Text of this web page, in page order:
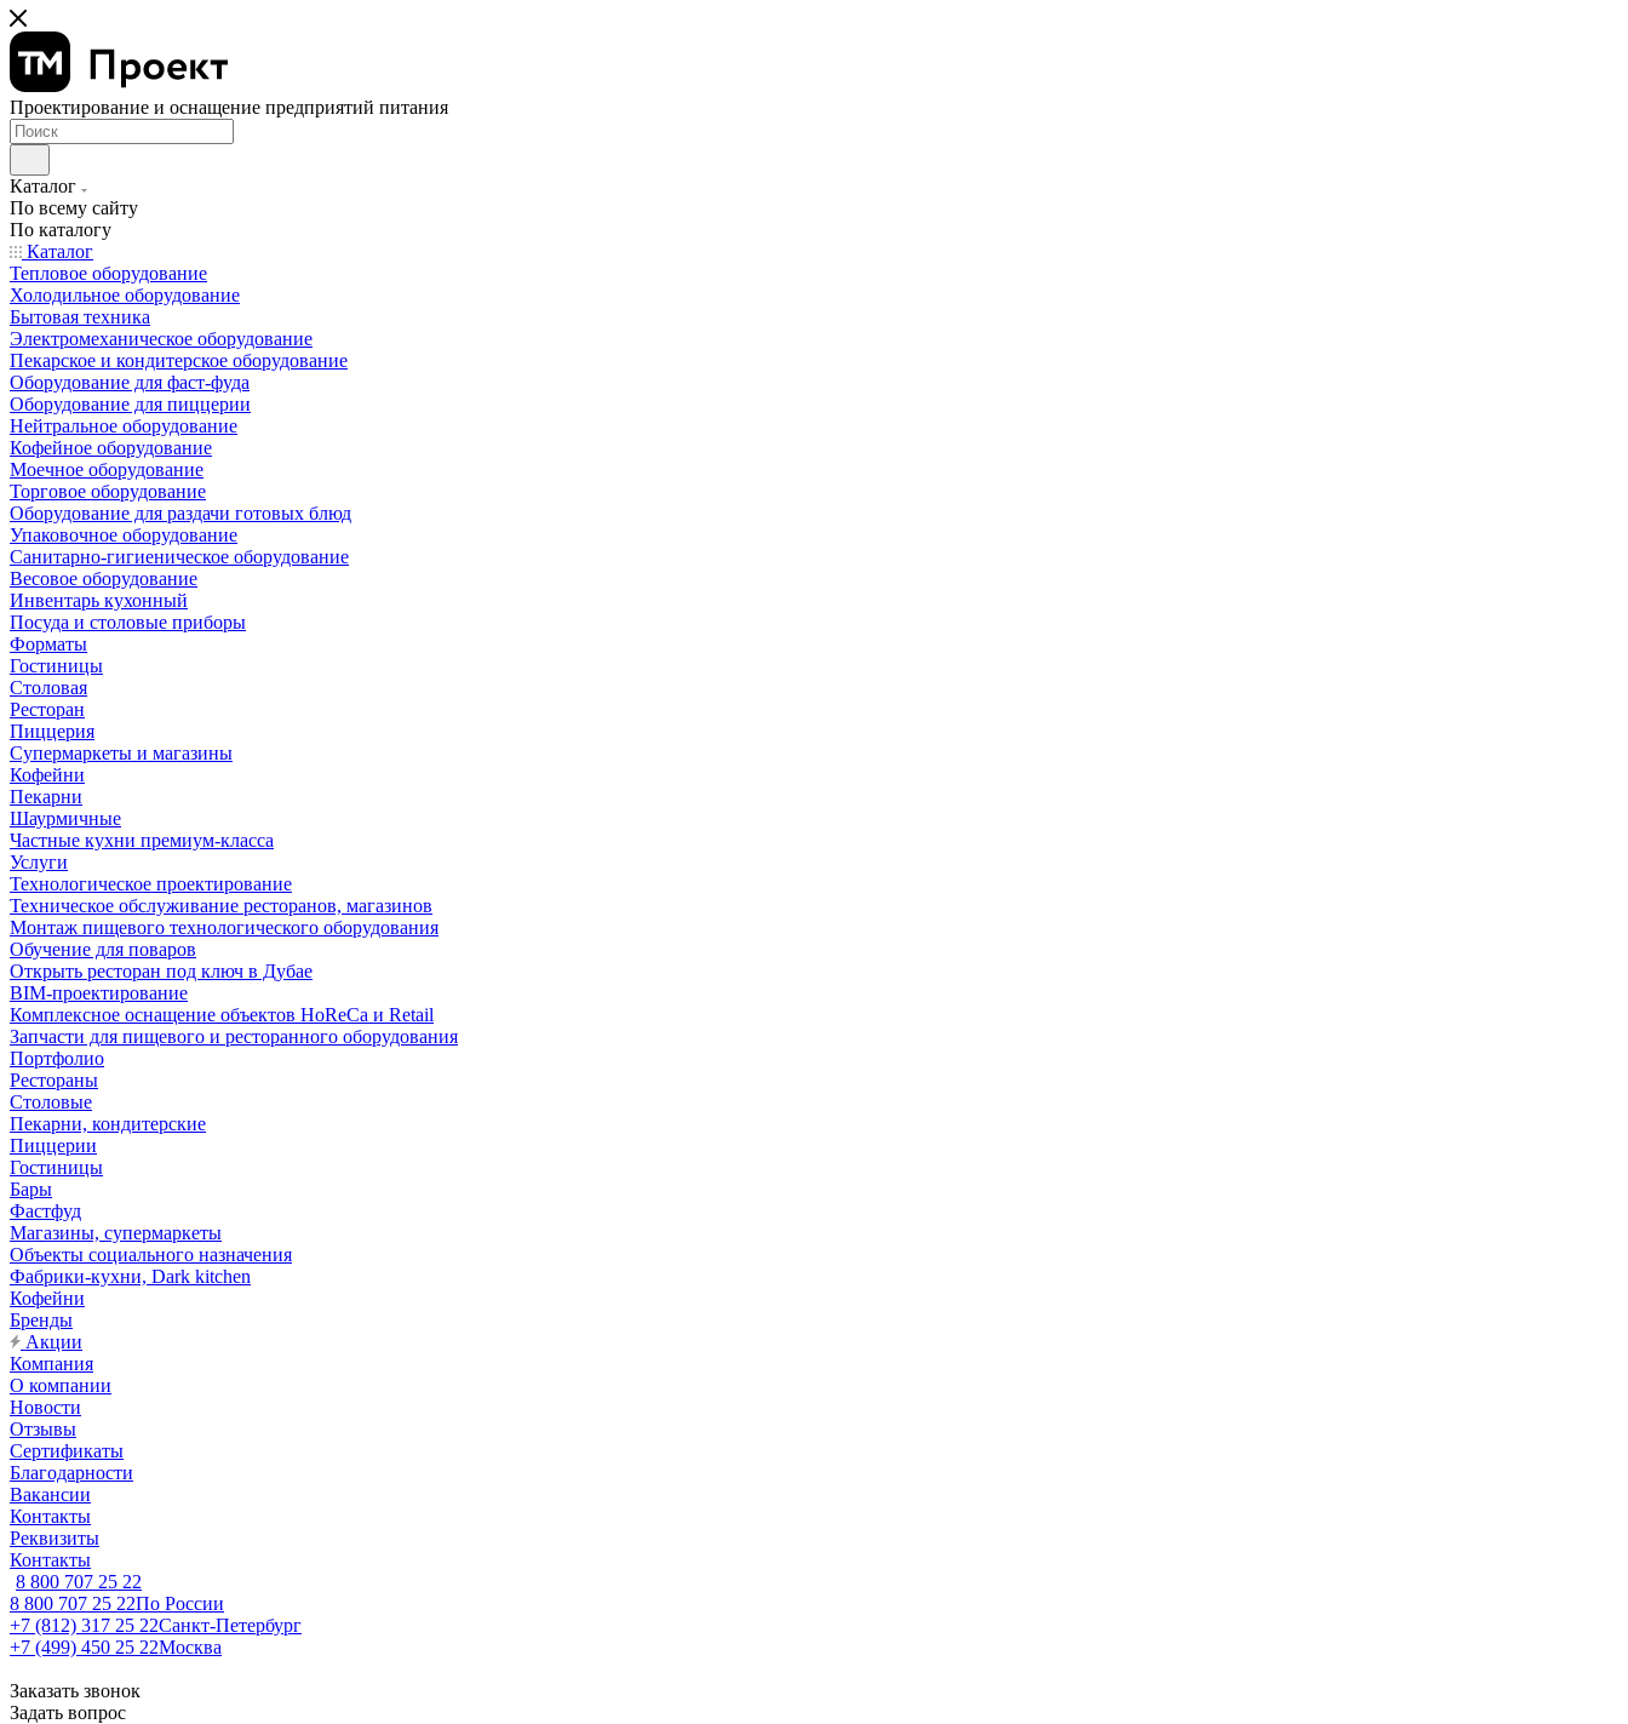
Проектирование и оснащение предприятий питания
Каталог
По всему сайту
По каталогу
Каталог
Тепловое оборудование
Холодильное оборудование
Бытовая техника
Электромеханическое оборудование
Пекарское и кондитерское оборудование
Оборудование для фаст-фуда
Оборудование для пиццерии
Нейтральное оборудование
Кофейное оборудование
Моечное оборудование
Торговое оборудование
Оборудование для раздачи готовых блюд
Упаковочное оборудование
Санитарно-гигиеническое оборудование
Весовое оборудование
Инвентарь кухонный
Посуда и столовые приборы
Форматы
Гостиницы
Столовая
Ресторан
Пиццерия
Супермаркеты и магазины
Кофейни
Пекарни
Шаурмичные
Частные кухни премиум-класса
Услуги
Технологическое проектирование
Техническое обслуживание ресторанов, магазинов
Монтаж пищевого технологического оборудования
Обучение для поваров
Открыть ресторан под ключ в Дубае
BIM-проектирование
Комплексное оснащение объектов HoReCa и Retail
Запчасти для пищевого и ресторанного оборудования
Портфолио
Рестораны
Столовые
Пекарни, кондитерские
Пиццерии
Гостиницы
Бары
Фастфуд
Магазины, супермаркеты
Объекты социального назначения
Фабрики-кухни, Dark kitchen
Кофейни
Бренды
Акции
Компания
О компании
Новости
Отзывы
Сертификаты
Благодарности
Вакансии
Контакты
Реквизиты
Контакты
8 800 707 25 22
8 800 707 25 22По России
+7 (812) 317 25 22Санкт-Петербург
+7 (499) 450 25 22Москва
Заказать звонок
Задать вопрос